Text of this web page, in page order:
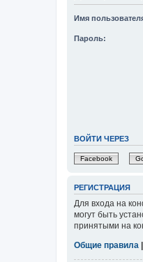
Имя
Пароль:
ВОЙТИ ЧЕРЕЗ
Facebook
РЕГИСТРАЦИЯ
Для входа на
могут быть
принятыми на
Общие правила